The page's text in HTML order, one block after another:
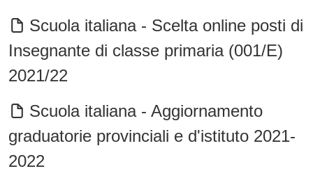
Scuola italiana - Scelta online posti di
Insegnante di classe primaria (001/E)
2021/22
Scuola italiana - Aggiornamento
graduatorie provinciali e d'istituto 2021-
2022